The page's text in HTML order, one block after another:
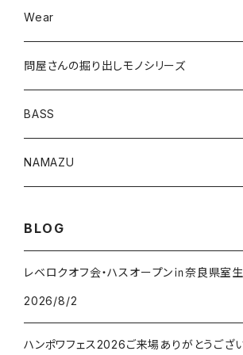
Luckyワームシリーズ
ディープスワイパー
FishLABO
TAKEDA CRAFT
Wear
問屋さんの掘り出しモノシリーズ
BASS
NAMAZU
BLOG
レベロクオフ会・ハスオープン㏌奈良県室
2026/8/2
ハンポワフェス2026ご来場ありがとうござい